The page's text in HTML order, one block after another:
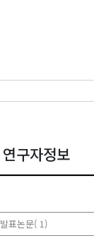
연구자정보
발표논문( 1)